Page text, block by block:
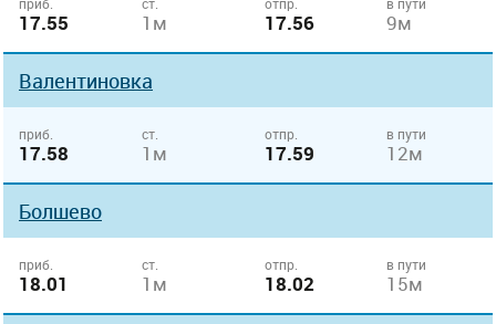
17.55 1м 17.56 9м
Валентиновка
приб.
17.58
ст.
1м
отпр.
17.59
в пути
12м
Болшево
приб.
18.01
ст.
1м
отпр.
18.02
в пути
15м